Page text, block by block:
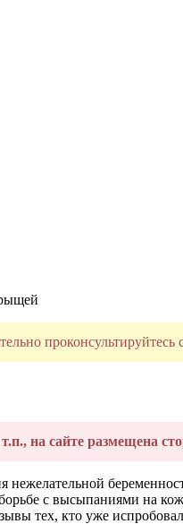
проконсультируйтесь
на сайте размещена
с высыпаниями на
тех, кто уже испробовал